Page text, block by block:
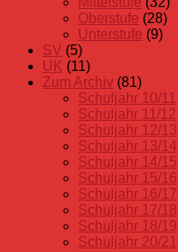
Oberstufe (28)
Unterstufe (9)
SV (5)
UK (11)
Zum Archiv (81)
Schuljahr 10/11
Schuljahr 11/12
Schuljahr 12/13
Schuljahr 13/14
Schuljahr 14/15
Schuljahr 15/16
Schuljahr 16/17
Schuljahr 17/18
Schuljahr 18/19
Schuljahr 20/21